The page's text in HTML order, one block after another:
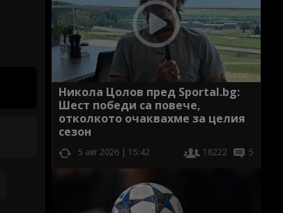
Никола Цолов пред Sportal.bg:
Шест победи са повече,
отколкото очаквахме за целия
сезон
5 авг 2026 | 15:42 18222 5